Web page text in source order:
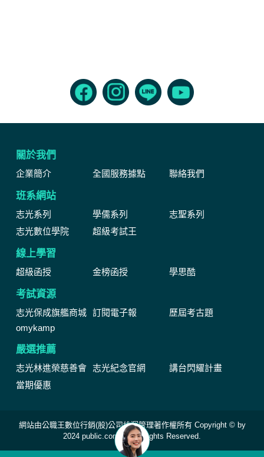
關於我們
企業簡介 全國服務據點 聯絡我們
班系網站
志光系列 學儒系列
志聖系列
志光數位學院
超級考試王
線上學習
超級函授 金榜函授 學思酷
考試資源
志光保成旗艦商城 訂閱電子報
歷屆考古題
omykamp
嚴選推薦
志光林進榮慈善會 志光紀念官網
講台閃耀計畫
當期優惠
網站由公職王數位行銷(股)公司維運管理著作權所有 Copyright © by
2024 public.com.tw All Rights Reserved.